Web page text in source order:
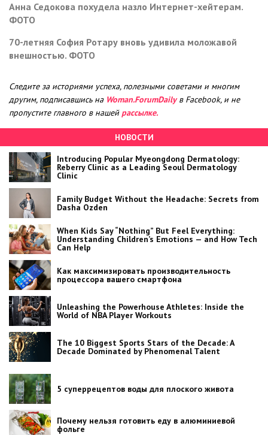
Анна Седокова похудела назло Интернет-хейтерам.
ФОТО
70-летняя София Ротару вновь удивила моложавой
внешностью. ФОТО
Следите за историями успеха, полезными советами и многим
другим, подписавшись на Woman.ForumDailyв Facebook, и не
пропустите главного в нашей рассылке.
НОВОСТИ
Introducing Popular Myeongdong Dermatology:
Reberry Clinic as a Leading Seoul Dermatology
Clinic
Family Budget Without the Headache: Secrets from
Dasha Ozden
When Kids Say “Nothing” But Feel Everything:
Understanding Children’s Emotions — and How Tech
Can Help
Как максимизировать производительность
процессора вашего смартфона
Unleashing the Powerhouse Athletes: Inside the
World of NBA Player Workouts
The 10 Biggest Sports Stars of the Decade: A
Decade Dominated by Phenomenal Talent
5 суперрецептов воды для плоского живота
Почему нельзя готовить еду в алюминиевой
фольге